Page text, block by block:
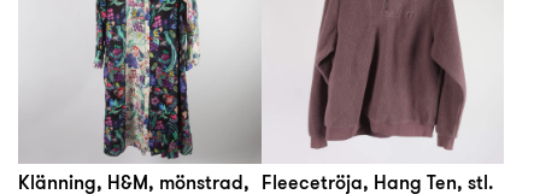
Klänning, H&M, mönstrad, Fleecetröja, Hang Ten, stl.